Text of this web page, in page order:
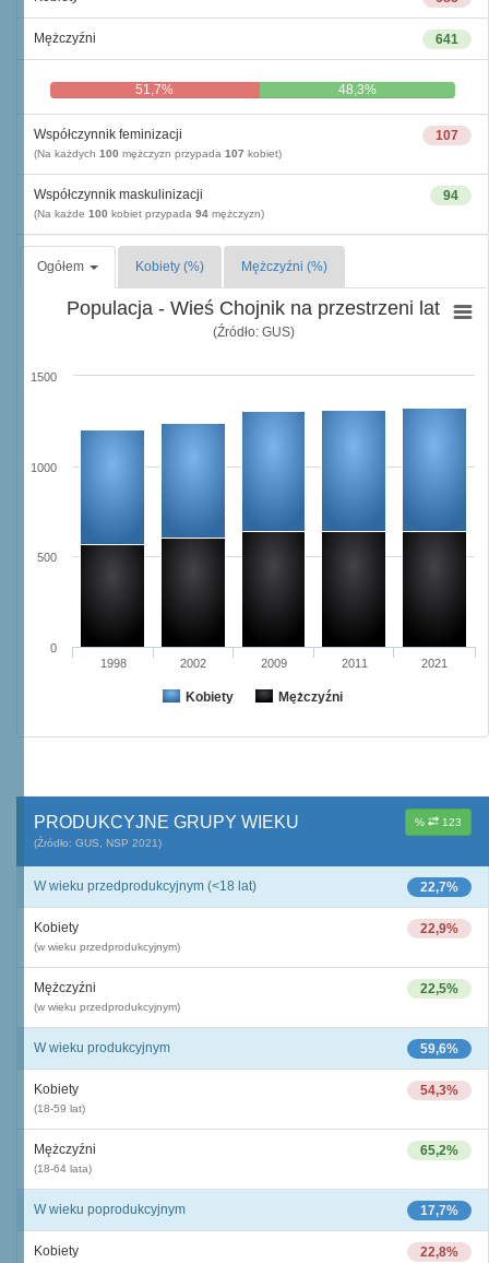
641
Mężczyźni
51,7% 48,3%
107
Współczynnik feminizacji
(Na każdych 100 mężczyzn przypada 107 kobiet)
94
Współczynnik maskulinizacji
(Na każde 100 kobiet przypada 94 mężczyzn)
Ogółem Kobiety (%) Mężczyźni (%)
Populacja - Wieś Chojnik na przestrzeni lat
(Źródło: GUS)
Kobiety Mężczyźni
1998 2002 2009 2011 2021
0
500
1000
1500
% 123
PRODUKCYJNE GRUPY WIEKU
(Źródło: GUS, NSP 2021)
22,7%
W wieku przedprodukcyjnym (<18 lat)
22,9%
Kobiety
(w wieku przedprodukcyjnym)
22,5%
Mężczyźni
(w wieku przedprodukcyjnym)
59,6%
W wieku produkcyjnym
54,3%
Kobiety
(18-59 lat)
65,2%
Mężczyźni
(18-64 lata)
17,7%
W wieku poprodukcyjnym
22,8%
Kobiety